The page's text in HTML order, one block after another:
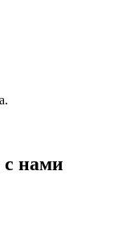
нами